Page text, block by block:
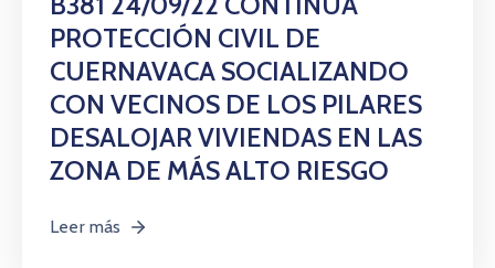
PROTECCIÓN CIVIL DE
CUERNAVACA SOCIALIZANDO
CON VECINOS DE LOS PILARES
DESALOJAR VIVIENDAS EN LAS
ZONA DE MÁS ALTO RIESGO
Leer más